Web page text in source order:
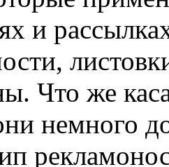
и
Что же
немного